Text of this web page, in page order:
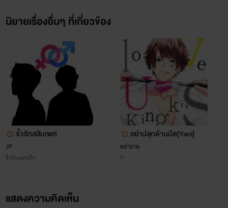
นิยายเรื่องอื่นๆ ที่เกี่ยวข้อง
ขั้วรักสลับเพศ
JP
รักโรแมนติก
อย่าปลุกด้านมืด[Yaoi]
อย่าถาม
Y
แสดงความคิดเห็น